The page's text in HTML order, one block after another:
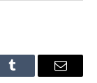
Tumblr
E-